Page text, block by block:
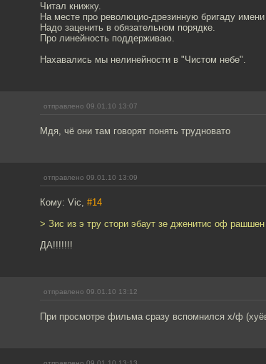
Читал книжку.
На месте про революцио-дрезинную бригаду
Надо заценить в обязательном порядке.
Про линейность поддерживаю.
Нахавались мы нелинейности в "Чистом небе".
отправлено 09.01.10 13:07
Мдя, чё они там говорят понять трудновато
отправлено 09.01.10 13:09
Кому: Vic, #14
> Зис из э тру стори эбаут зе дженитис оф
ДА!!!!!!!
отправлено 09.01.10 13:12
При просмотре фильма сразу вспомнился х/ф